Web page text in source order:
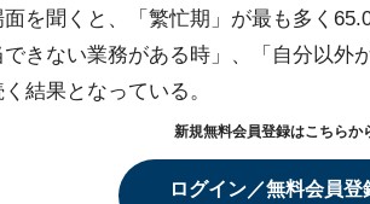
を聞くと、「繁忙期」が最も多く
できない業務がある時」、「自分以
結果となっている。
新規無料会員登録はこちらか
ログイン／無料会員登